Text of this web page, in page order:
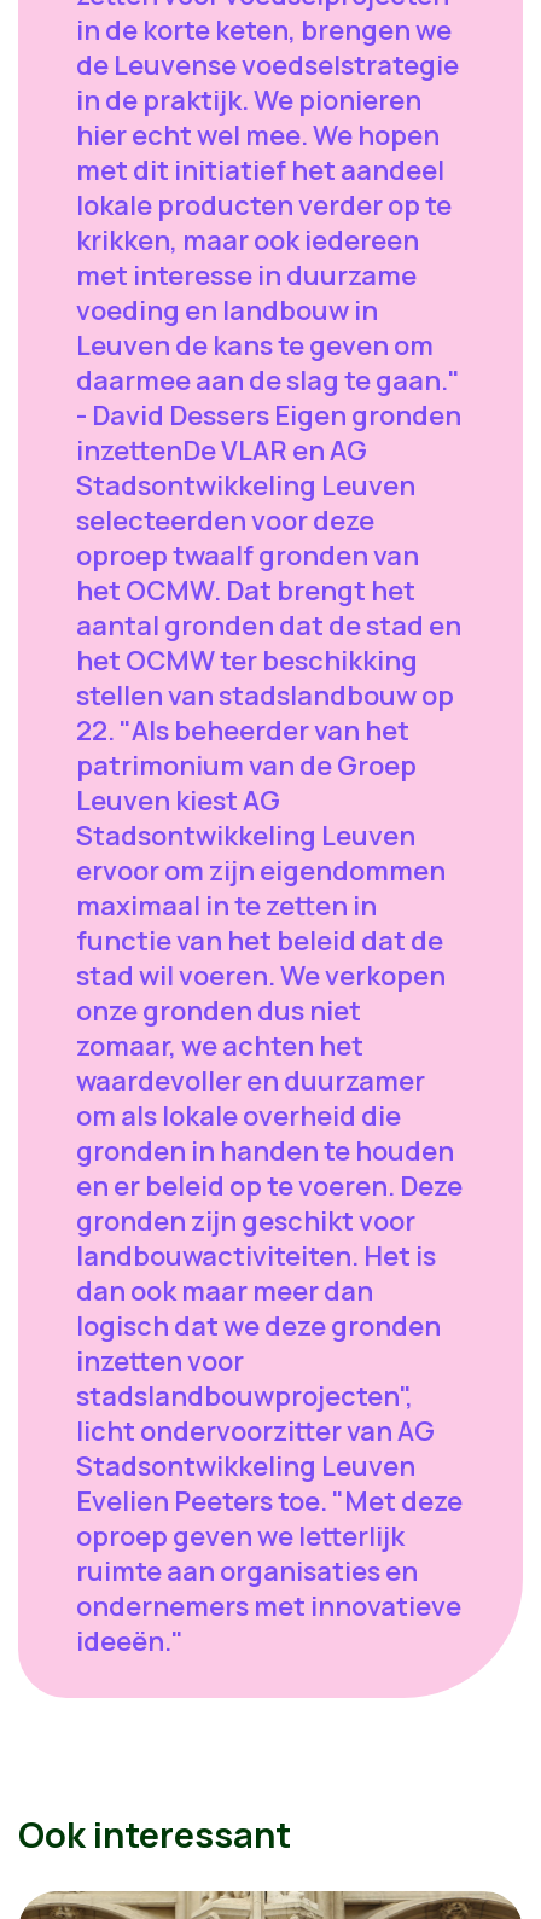
in de korte keten, brengen we
de Leuvense voedselstrategie
in de praktijk. We pionieren
hier echt wel mee. We hopen
met dit initiatief het aandeel
lokale producten verder op te
krikken, maar ook iedereen
met interesse in duurzame
voeding en landbouw in
Leuven de kans te geven om
daarmee aan de slag te gaan."
- David Dessers Eigen gronden
inzetten ​De VLAR en AG
Stadsontwikkeling Leuven
selecteerden voor deze
oproep twaalf gronden van
het OCMW. Dat brengt het
aantal gronden dat de stad en
het OCMW ter beschikking
stellen van stadslandbouw op
22. "Als beheerder van het
patrimonium van de Groep
Leuven kiest AG
Stadsontwikkeling Leuven
ervoor om zijn eigendommen
maximaal in te zetten in
functie van het beleid dat de
stad wil voeren. We verkopen
onze gronden dus niet
zomaar, we achten het
waardevoller en duurzamer
om als lokale overheid die
gronden in handen te houden
en er beleid op te voeren. Deze
gronden zijn geschikt voor
landbouwactiviteiten. Het is
dan ook maar meer dan
logisch dat we deze gronden
inzetten voor
stadslandbouwprojecten",
licht ondervoorzitter van AG
Stadsontwikkeling Leuven
Evelien Peeters toe. "Met deze
oproep geven we letterlijk
ruimte aan organisaties en
ondernemers met innovatieve
ideeën."
Ook interessant